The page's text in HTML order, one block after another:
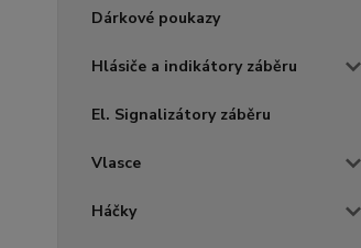
Dárkové poukazy
Hlásiče a indikátory záběru
El. Signalizátory záběru
Vlasce
Háčky